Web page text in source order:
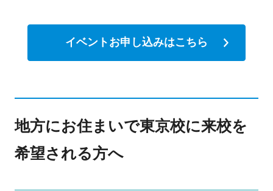
イベントお申し込みはこちら
地方にお住まいで東京校に来校を
希望される方へ